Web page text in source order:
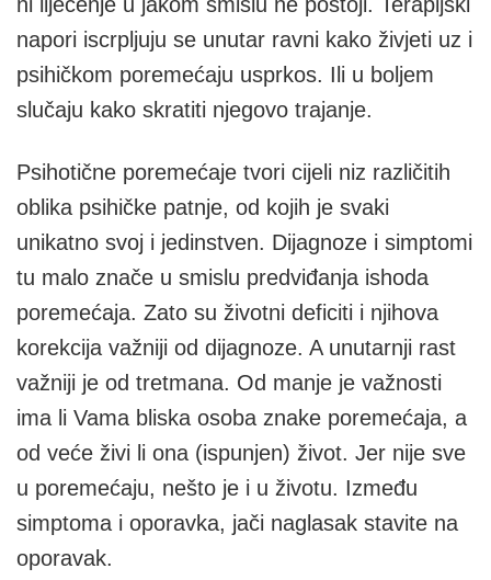
napori iscrpljuju se unutar ravni kako živjeti uz i
psihičkom poremećaju usprkos. Ili u boljem
slučaju kako skratiti njegovo trajanje.
Psihotične poremećaje tvori cijeli niz različitih
oblika psihičke patnje, od kojih je svaki
unikatno svoj i jedinstven. Dijagnoze i simptomi
tu malo znače u smislu predviđanja ishoda
poremećaja. Zato su životni deficiti i njihova
korekcija važniji od dijagnoze. A unutarnji rast
važniji je od tretmana. Od manje je važnosti
ima li Vama bliska osoba znake poremećaja, a
od veće živi li ona (ispunjen) život. Jer nije sve
u poremećaju, nešto je i u životu. Između
simptoma i oporavka, jači naglasak stavite na
oporavak.